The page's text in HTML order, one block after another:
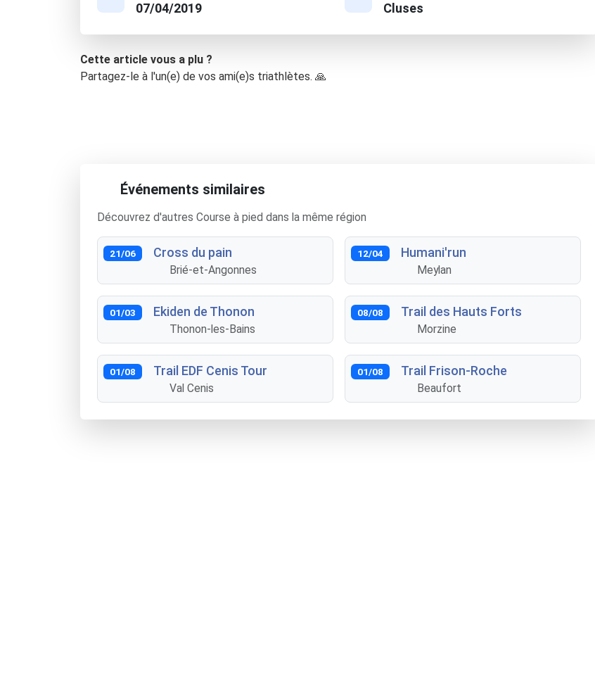
07/04/2019 Cluses
Cette article vous a plu ?
Partagez-le à l'un(e) de vos ami(e)s triathlètes. 🙏
Événements similaires
Découvrez d'autres Course à pied dans la même région
21/06 Cross du pain
Brié-et-Angonnes
12/04 Humani'run
Meylan
01/03 Ekiden de Thonon
Thonon-les-Bains
08/08 Trail des Hauts Forts
Morzine
01/08 Trail EDF Cenis Tour
Val Cenis
01/08 Trail Frison-Roche
Beaufort